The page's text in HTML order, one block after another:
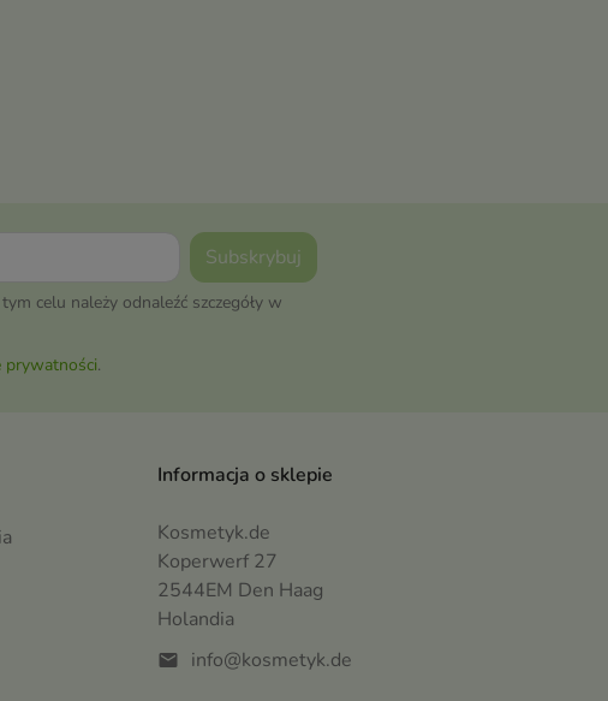
celu należy odnaleźć szczegóły w
prywatności.
Informacja o sklepie
Kosmetyk.de
Koperwerf 27
2544EM Den Haag
Holandia
mail info@kosmetyk.de